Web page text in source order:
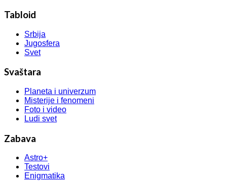
Tabloid
Srbija
Jugosfera
Svet
Svaštara
Planeta i univerzum
Misterije i fenomeni
Foto i video
Ludi svet
Zabava
Astro+
Testovi
Enigmatika